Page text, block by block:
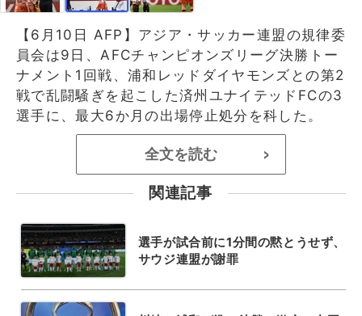
【6月10日 AFP】アジア・サッカー連盟の規律委
員会は9日、AFCチャンピオンズリーグ決勝トー
ナメント1回戦、浦和レッドダイヤモンズとの第2
戦で乱闘騒ぎを起こした済州ユナイテッドFCの3
選手に、最大6か月の出場停止処分を科した。
全文を読む >
関連記事
選手が試合前に1分間の黙とうせず、
サウジ連盟が謝罪